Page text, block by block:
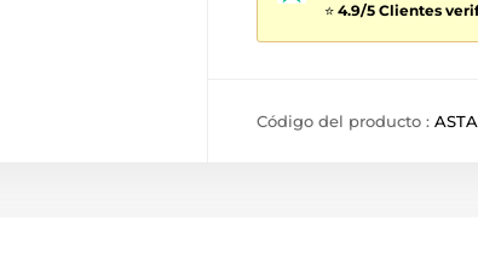
⭐ 4.9/5 Clientes
Código del producto :